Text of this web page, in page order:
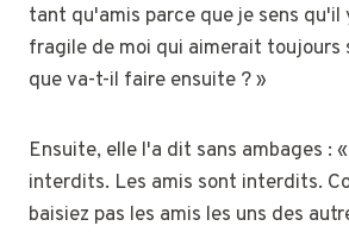
tant qu'amis parce que je sens qu'il
fragile de moi qui aimerait toujours
que va-t-il faire ensuite ? »
Ensuite, elle l'a dit sans ambages :
interdits. Les amis sont interdits.
baisiez pas les amis les uns des